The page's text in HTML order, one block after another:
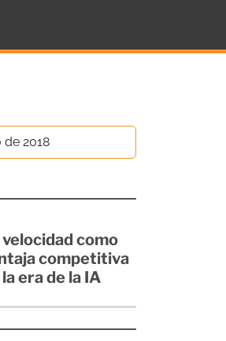
de 2018
velocidad como
competitiva
era de la IA